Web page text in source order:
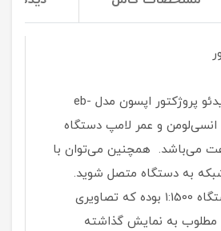
قدرت روشنایی ویدئو پروژکتور اپسون مدل eb-
410w برابر با 2000 انسی‌لومن و عمر لامپ دستگاه
4000 ساعت می‌باشد. همچنین می‌توان با
به دستگاه‌ متصل شوید.
کنتراست این دستگاه 1:1500 بوده که تصاویری
به نمایش گذاشته